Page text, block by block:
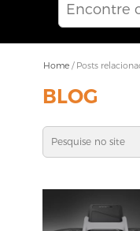
Home / Posts
BLOG